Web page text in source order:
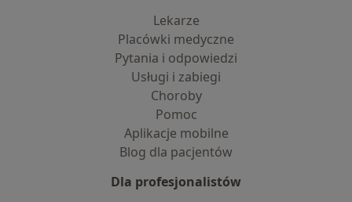
Lekarze
Placówki medyczne
Pytania i odpowiedzi
Usługi i zabiegi
Choroby
Pomoc
Aplikacje mobilne
Blog dla pacjentów
Dla profesjonalistów